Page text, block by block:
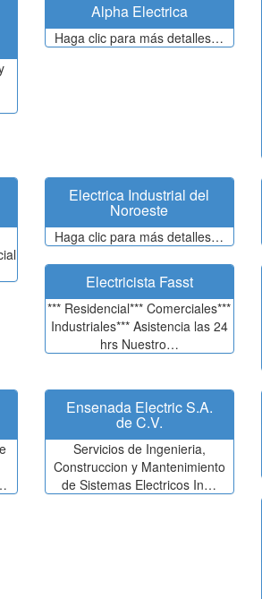
Alpha Electrica
Haga clic para más detalles…
Electrica Industrial del
Noroeste
Haga clic para más detalles…
Electricista Fasst
*** Residencial*** Comerciales***
Industriales*** Asistencia las 24
hrs Nuestro…
Ensenada Electric S.A.
de C.V.
Servicios de Ingenieria,
Construccion y Mantenimiento
de Sistemas Electricos In…